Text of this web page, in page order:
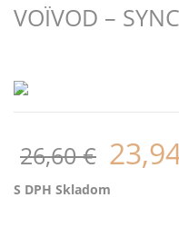
VOÏVOD –
26,60 €
S DPH Skladom